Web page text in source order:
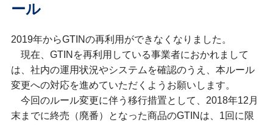
ール
2019年からGTINの再利用ができなくなりました。
現在、GTINを再利用している事業者におかれまして
は、社内の運用状況やシステムを確認のうえ、本ルール
変更への対応を進めていただくようお願いします。
今回のルール変更に伴う移行措置として、2018年12月
末までに終売（廃番）となった商品のGTINは、1回に限